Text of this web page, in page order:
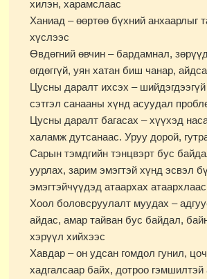
хилэн, харамслаас
Ханиад – өөртөө бүхний анхаарлыг
хүслээс
Өвдөгний өвчин – бардамнал,
өгдөггүй, уян хатан биш чанар,
Цусны даралт ихсэх – шийдэгдээгүй
сэтгэл санааны хүнд асуудал
Цусны даралт багасах – хүүхэд
халамж дутсанаас. Уруу дорой,
Сарын тэмдгийн тэнцвэрт бус
уурлах, зарим эмэгтэй хүнд эсвэл
эмэгтэйчүүдэд атаархах атаархлаас
Хоол боловсруулалт муудах –
айдас, амар тайван бус байдал,
хэрүүл хийхээс
Хавдар – он удсан гомдол гунил,
хадгалсаар байх, дотроо гэмшилтэй